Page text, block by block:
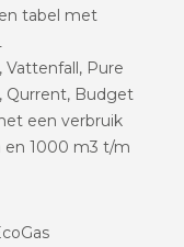
tabel met
Vattenfall, Pure
Qurrent, Budget
een verbruik
en 1000 m3 t/m